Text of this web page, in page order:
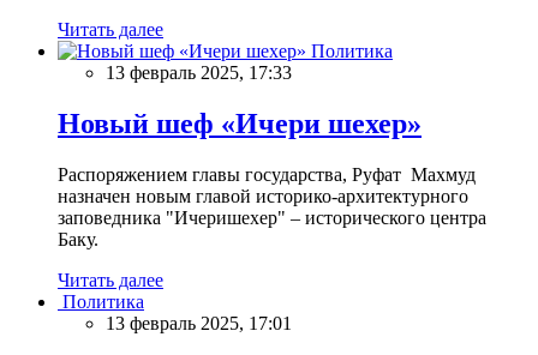
Читать далее
Политика
13 февраль 2025, 17:33
Новый шеф «Ичери шехер»
Распоряжением главы государства, Руфат Махмуд
назначен новым главой историко-архитектурного
заповедника "Ичеришехер" – исторического центра
Баку.
Читать далее
Политика
13 февраль 2025, 17:01